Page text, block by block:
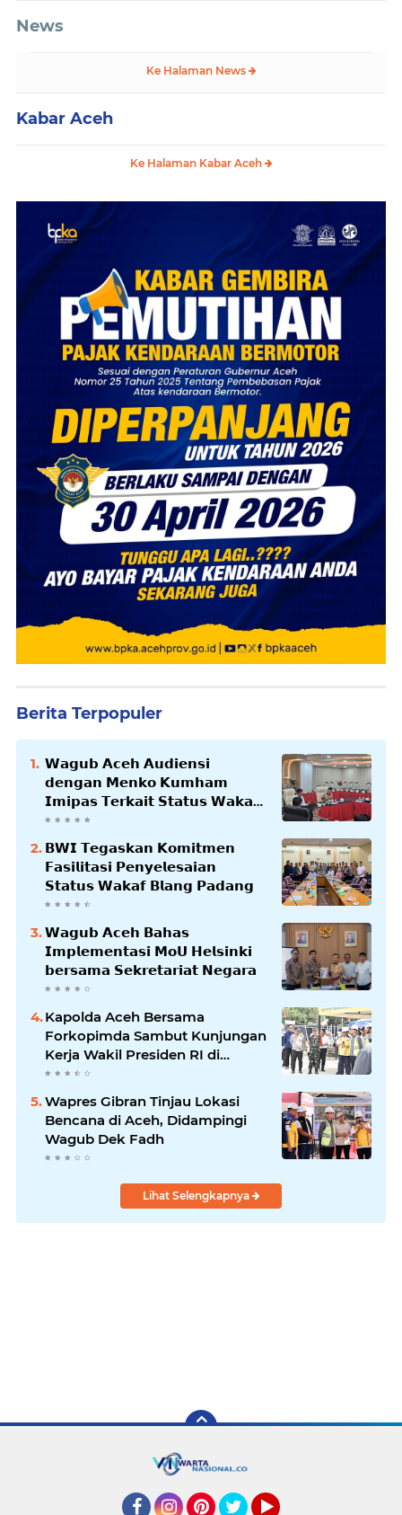
News
Ke Halaman News
Kabar Aceh
Ke Halaman Kabar Aceh
Berita Terpopuler
𝗪𝗮𝗴𝘂𝗯 𝗔𝗰𝗲𝗵 𝗔𝘂𝗱𝗶𝗲𝗻𝘀𝗶
𝗱𝗲𝗻𝗴𝗮𝗻 𝗠𝗲𝗻𝗸𝗼 𝗞𝘂𝗺𝗵𝗮𝗺
𝗜𝗺𝗶𝗽𝗮𝘀 𝗧𝗲𝗿𝗸𝗮𝗶𝘁 𝗦𝘁𝗮𝘁𝘂𝘀 𝗪𝗮𝗸𝗮𝗳
𝗕𝗹𝗮𝗻𝗴𝗽𝗮𝗱𝗮𝗻𝗴
𝗕𝗪𝗜 𝗧𝗲𝗴𝗮𝘀𝗸𝗮𝗻 𝗞𝗼𝗺𝗶𝘁𝗺𝗲𝗻
𝗙𝗮𝘀𝗶𝗹𝗶𝘁𝗮𝘀𝗶 𝗣𝗲𝗻𝘆𝗲𝗹𝗲𝘀𝗮𝗶𝗮𝗻
𝗦𝘁𝗮𝘁𝘂𝘀 𝗪𝗮𝗸𝗮𝗳 𝗕𝗹𝗮𝗻𝗴 𝗣𝗮𝗱𝗮𝗻𝗴
𝗪𝗮𝗴𝘂𝗯 𝗔𝗰𝗲𝗵 𝗕𝗮𝗵𝗮𝘀
𝗜𝗺𝗽𝗹𝗲𝗺𝗲𝗻𝘁𝗮𝘀𝗶 𝗠𝗼𝗨 𝗛𝗲𝗹𝘀𝗶𝗻𝗸𝗶
𝗯𝗲𝗿𝘀𝗮𝗺𝗮 𝗦𝗲𝗸𝗿𝗲𝘁𝗮𝗿𝗶𝗮𝘁 𝗡𝗲𝗴𝗮𝗿𝗮
Kapolda Aceh Bersama
Forkopimda Sambut Kunjungan
Kerja Wakil Presiden RI di
Kabupaten Bireuen
Wapres Gibran Tinjau Lokasi
Bencana di Aceh, Didampingi
Wagub Dek Fadh
Lihat Selengkapnya